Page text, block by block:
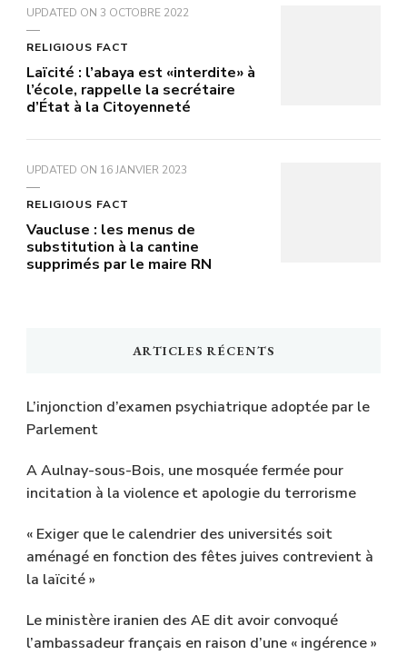
UPDATED ON 3 OCTOBRE 2022
RELIGIOUS FACT
Laïcité : l’abaya est «interdite» à
l’école, rappelle la secrétaire
d’État à la Citoyenneté
UPDATED ON 16 JANVIER 2023
RELIGIOUS FACT
Vaucluse : les menus de
substitution à la cantine
supprimés par le maire RN
ARTICLES RÉCENTS
L’injonction d’examen psychiatrique adoptée par le
Parlement
A Aulnay-sous-Bois, une mosquée fermée pour
incitation à la violence et apologie du terrorisme
« Exiger que le calendrier des universités soit
aménagé en fonction des fêtes juives contrevient à
la laïcité »
Le ministère iranien des AE dit avoir convoqué
l’ambassadeur français en raison d’une « ingérence »